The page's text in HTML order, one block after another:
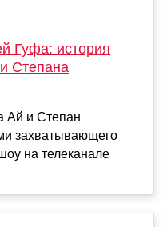
Гуфа: история
Степана
Ай и Степан
захватывающего
на телеканале